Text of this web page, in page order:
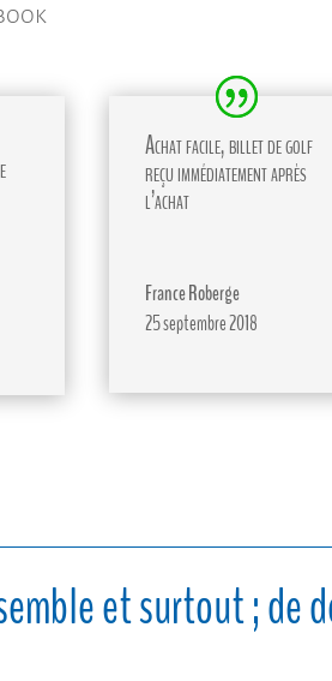
Achat facile, billet de golf
reçu immédiatement après
l’achat
France Roberge
25 septembre 2018
et surtout ; de